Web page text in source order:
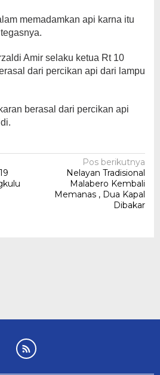
memadamkan api karna itu
Amir selaku ketua Rt 10
dari percikan api dari lampu
berasal dari percikan api
Pos berikutnya
Nelayan Tradisional
Malabero Kembali
Memanas , Dua Kapal
Dibakar